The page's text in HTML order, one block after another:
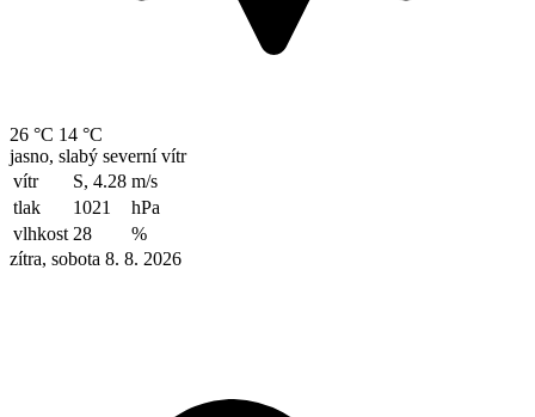
26 °C 14 °C
jasno, slabý severní vítr
vítr
S, 4.28 m/s
tlak
1021
hPa
vlhkost 28
%
zítra, sobota 8. 8. 2026